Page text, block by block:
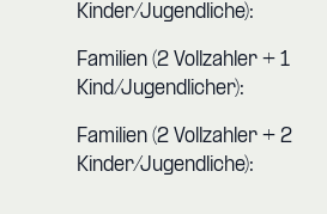
Kinder/Jugendliche):
Familien (2 Vollzahler + 1
Kind/Jugendlicher):
Familien (2 Vollzahler + 2
Kinder/Jugendliche):